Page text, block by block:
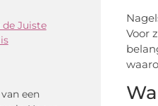
Juiste
een
Voor